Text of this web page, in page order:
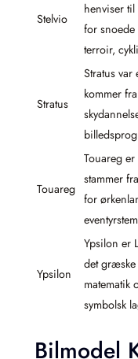
Stelvio
henviser til
for snoede
terroir,
Stratus
Stratus var
kommer
Touareg
Touareg er
stammer
for
Ypsilon
Ypsilon er
det græske
matematik
symbolsk
Bilmodel